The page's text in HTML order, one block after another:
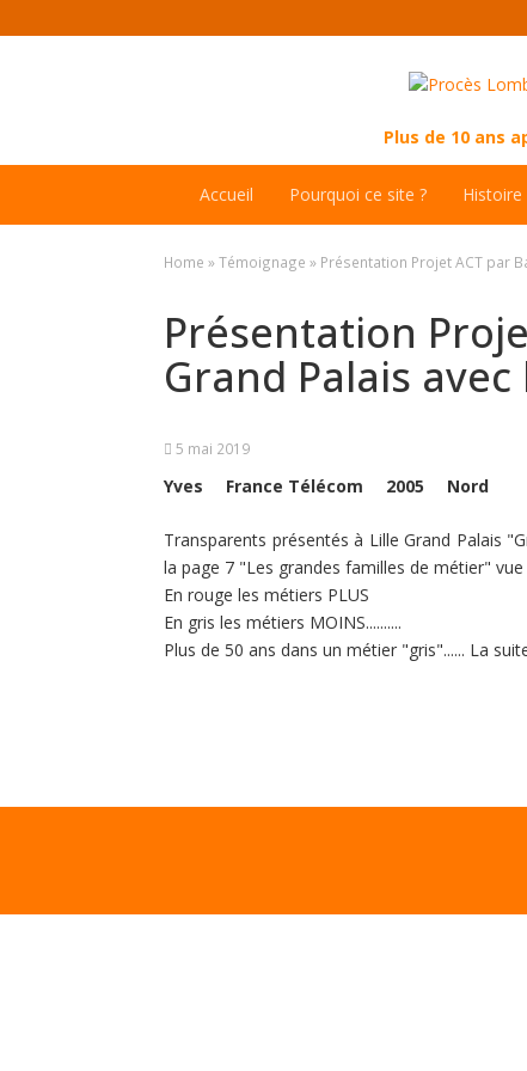
Plus de 10 ans
Accueil Pourquoi ce site ? Histoire
Home »Témoignage » Présentation Projet ACT par
Présentation
Grand Palais
5 mai 2019
Yves France Télécom 2005 Nord
Transparents présentés à Lille Grand Palais
la page 7 "Les grandes familles de métier" vue
En rouge les métiers PLUS
En gris les métiers MOINS..........
Plus de 50 ans dans un métier "gris"...... La